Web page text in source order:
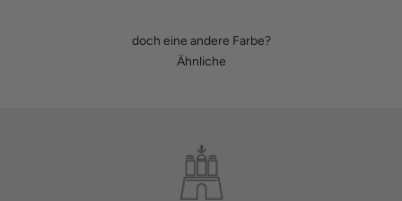
doch eine andere Farbe?
Ähnliche